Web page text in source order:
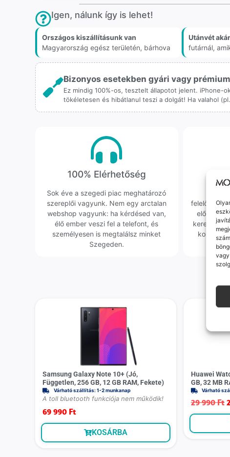
Igen, nálunk így is lehet!
Országos kiszállításunk van
Magyarország egész területén, bárhova
Utánvét
futárnál,
Bizonyos esetekben gyári vagy
Ez mindig 100%-os, tesztelt állapotot jelent. iPhone-
tökéletesen és hibátlanul teszi a dolgát! Ha valahol
100% Elérhetőség
Sok éve a szegedi piac meghatározó
szereplői vagyunk. Nem egy arctalan
webshop vagyunk: ha kérdésed van,
élő ember veszi fel a telefont, és
személyesen is megtalálsz minket
Szegeden.
előfordul
keresünk,
Samsung Galaxy Note 10+ (Jó,
Független, 256 GB, 12 GB RAM, Fekete)
Várható szállítás: 1-2 munkanap
A toll bluetooth funkciója nem működik!
69 990 Ft
KOSÁRBA
Huawei
GB, 32 MB
Várható
29 990Ft